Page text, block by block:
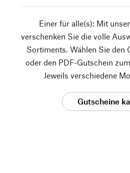
Einer für alle(s): Mit
verschenken Sie die volle
Sortiments. Wählen Sie den
oder den PDF-Gutschein
Jeweils verschiedene
Gutscheine